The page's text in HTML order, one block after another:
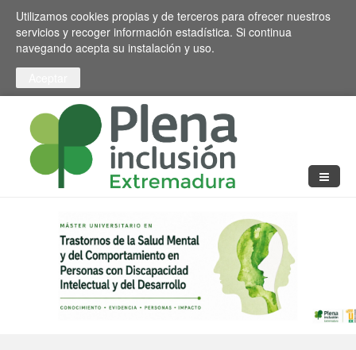
Pasar al contenido principal
Toggle high contrast
Utilizamos cookies propias y de terceros para ofrecer nuestros
servicios y recoger información estadística. Si continua
navegando acepta su instalación y uso.